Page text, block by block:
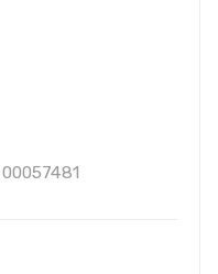
00057481